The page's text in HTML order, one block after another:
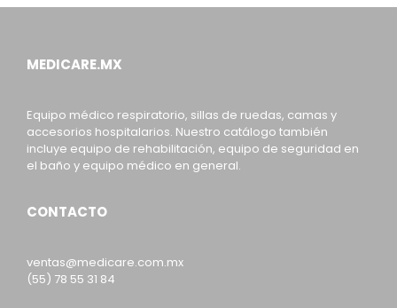
MEDICARE.MX
Equipo médico respiratorio, sillas de ruedas, camas y
accesorios hospitalarios. Nuestro catálogo también
incluye equipo de rehabilitación, equipo de seguridad en
el baño y equipo médico en general.
CONTACTO
ventas@medicare.com.mx
(55) 78 55 31 84